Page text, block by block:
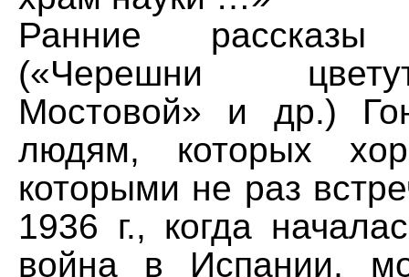
Ранние
(«Черешни
Мостовой» и др.)
людям, которых
которыми не раз
1936 г., когда
война в Испании,